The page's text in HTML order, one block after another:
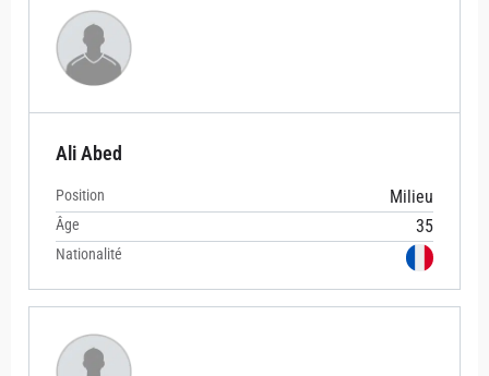
Ali Abed
Position Milieu
Âge 35
Nationalité